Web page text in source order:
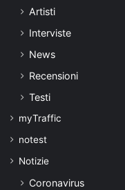
Artisti
Interviste
News
Recensioni
Testi
myTraffic
notest
Notizie
Coronavirus